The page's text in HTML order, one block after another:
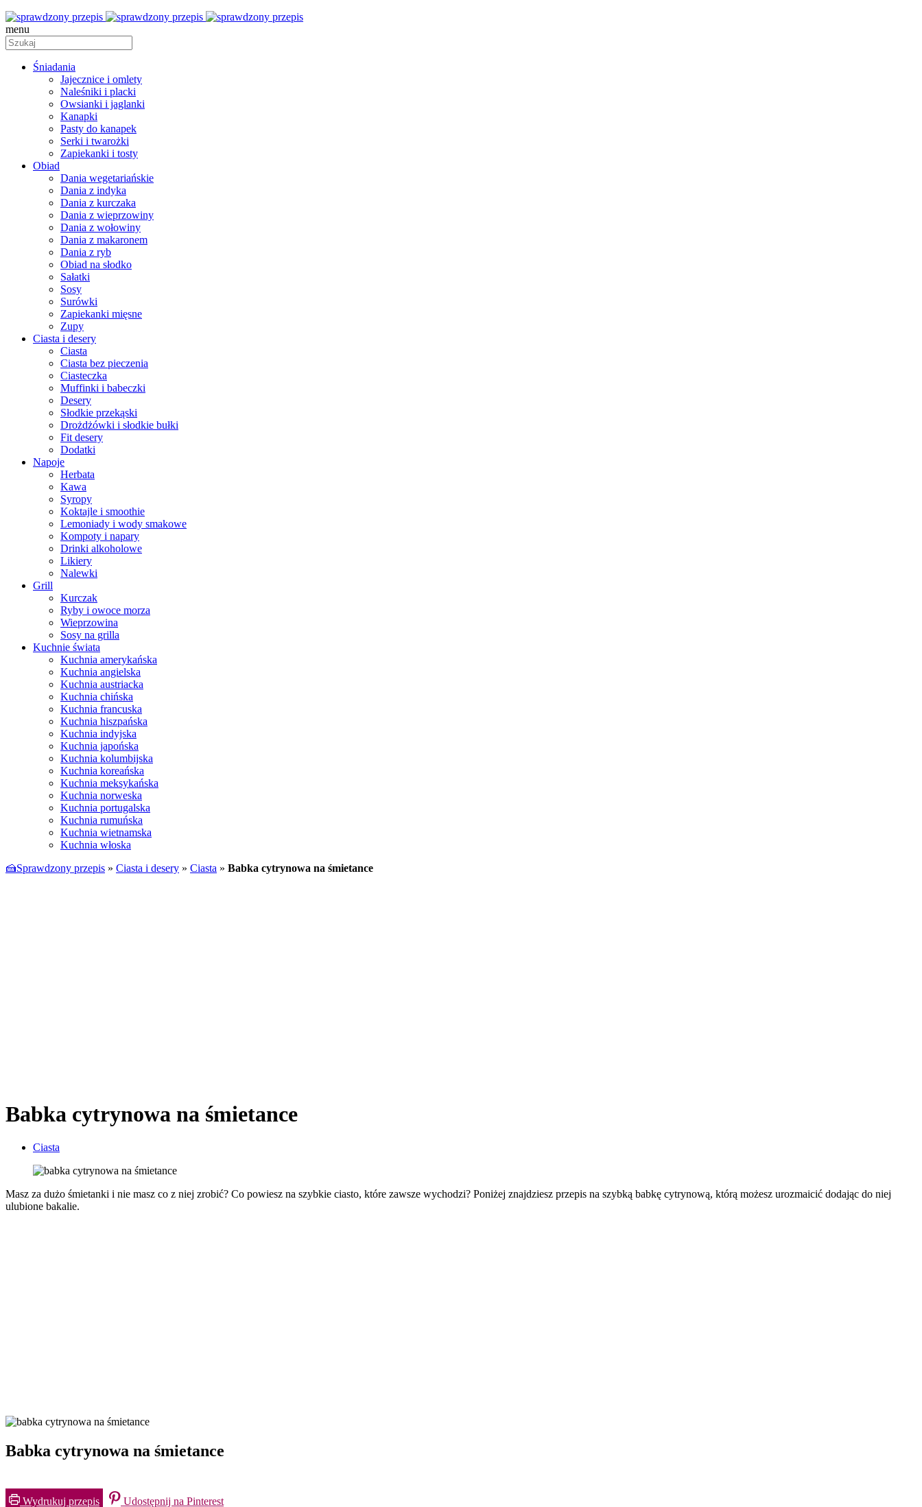
menu
Śniadania
Jajecznice i omlety
Naleśniki i placki
Owsianki i jaglanki
Kanapki
Pasty do kanapek
Serki i twarożki
Zapiekanki i tosty
Obiad
Dania wegetariańskie
Dania z indyka
Dania z kurczaka
Dania z wieprzowiny
Dania z wołowiny
Dania z makaronem
Dania z ryb
Obiad na słodko
Sałatki
Sosy
Surówki
Zapiekanki mięsne
Zupy
Ciasta i desery
Ciasta
Ciasta bez pieczenia
Ciasteczka
Muffinki i babeczki
Desery
Słodkie przekąski
Drożdżówki i słodkie bułki
Fit desery
Dodatki
Napoje
Herbata
Kawa
Syropy
Koktajle i smoothie
Lemoniady i wody smakowe
Kompoty i napary
Drinki alkoholowe
Likiery
Nalewki
Grill
Kurczak
Ryby i owoce morza
Wieprzowina
Sosy na grilla
Kuchnie świata
Kuchnia amerykańska
Kuchnia angielska
Kuchnia austriacka
Kuchnia chińska
Kuchnia francuska
Kuchnia hiszpańska
Kuchnia indyjska
Kuchnia japońska
Kuchnia kolumbijska
Kuchnia koreańska
Kuchnia meksykańska
Kuchnia norweska
Kuchnia portugalska
Kuchnia rumuńska
Kuchnia wietnamska
Kuchnia włoska
🍰Sprawdzony przepis » Ciasta i desery » Ciasta » Babka cytrynowa na śmietance
Babka cytrynowa na śmietance
Ciasta
Masz za dużo śmietanki i nie masz co z niej zrobić? Co powiesz na szybkie ciasto, które zawsze wychodzi? Poniżej znajdziesz przepis na szybką babkę cytrynową, którą możesz urozmaicić dodając do niej
ulubione bakalie.
Babka cytrynowa na śmietance
Wydrukuj przepis Udostępnij na Pinterest